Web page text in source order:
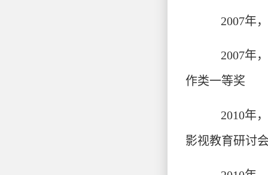
2007年
2007年
作类一等奖
2010年
影视教育研讨